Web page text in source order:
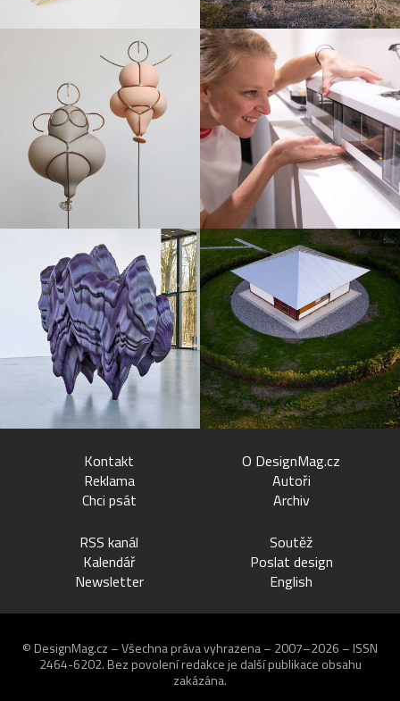
Kontakt
Reklama
Chci psát
O DesignMag.cz
Autoři
Archiv
RSS kanál
Kalendář
Newsletter
Soutěž
Poslat design
English
© DesignMag.cz – Všechna práva vyhrazena – 2007–2026 – ISSN
2464-6202. Bez povolení redakce je další publikace obsahu
zakázána.